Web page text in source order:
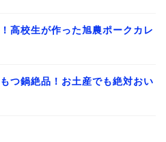
高校生が作った旭農ポークカレ
つ鍋絶品！お土産でも絶対おい